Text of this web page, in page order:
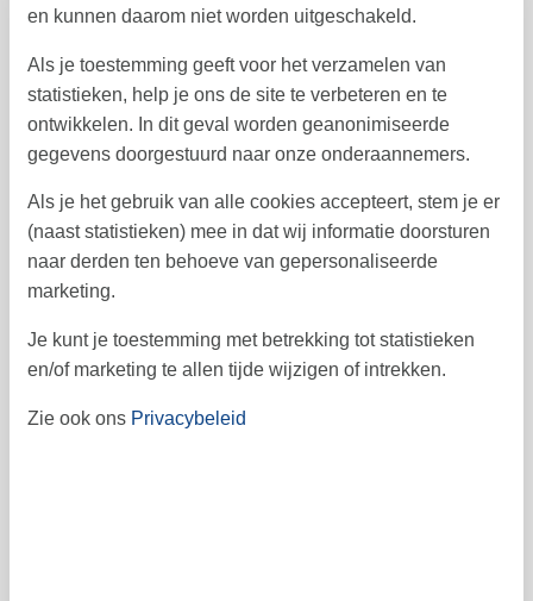
24
49 30
Vrij Bezet Aankomst mogelijk
Prijs
Periode
Vertrek
en kunnen daarom niet worden uitgeschakeld.
Als je toestemming geeft voor het verzamelen van
statistieken, help je ons de site te verbeteren en te
ontwikkelen. In dit geval worden geanonimiseerde
gegevens doorgestuurd naar onze onderaannemers.
Als je het gebruik van alle cookies accepteert, stem je er
(naast statistieken) mee in dat wij informatie doorsturen
naar derden ten behoeve van gepersonaliseerde
marketing.
Je kunt je toestemming met betrekking tot statistieken
en/of marketing te allen tijde wijzigen of intrekken.
Zie ook ons Privacybeleid